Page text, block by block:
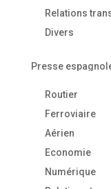
Relations
Divers
Presse
Routier
Ferroviaire
Aérien
Economie
Numérique